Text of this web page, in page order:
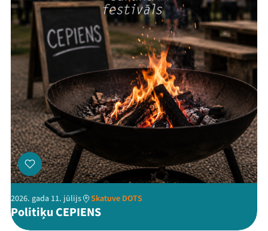
Festivāls
Programma
Arhīvs
Viņi bija LAMPĀ 2026
Ziedo
2026. gada 11. jūlijs Skatuve DOTS
Politiķu CEPIENS